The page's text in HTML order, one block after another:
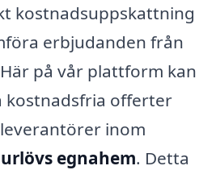
kostnadsuppskattning
erbjudanden från
på vår plattform kan
kostnadsfria offerter
inom
egnahem. Detta